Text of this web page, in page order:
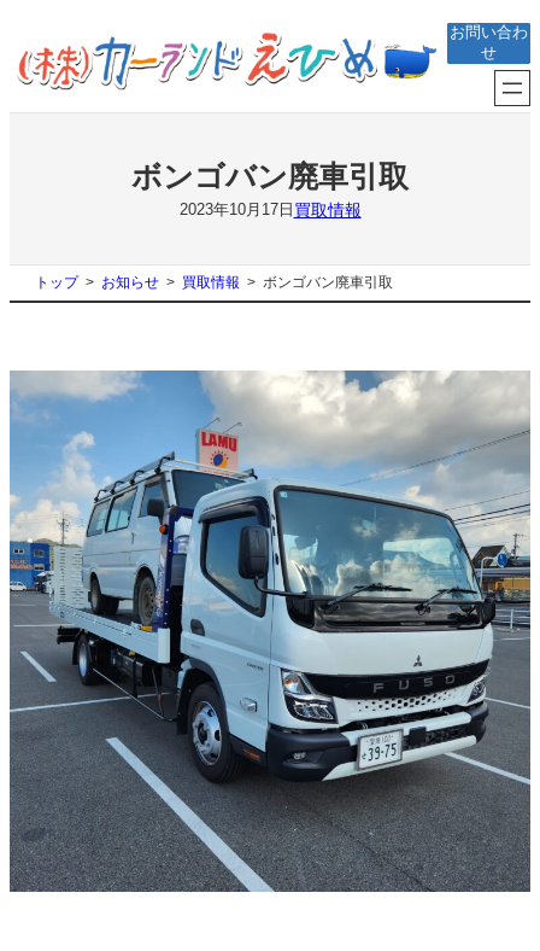
を
ス
キ
お問い合わ
せ
ボンゴバン廃車引取
2023年10月17日 買取情報
トップ お知らせ 買取情報 ボンゴバン廃車引取